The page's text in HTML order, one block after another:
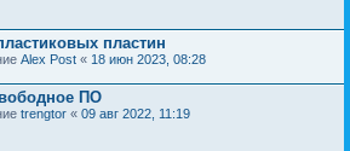
пластин
Alex Post « 18 июн 2023, 08:28
ПО
trengtor « 09 авг 2022, 11:19